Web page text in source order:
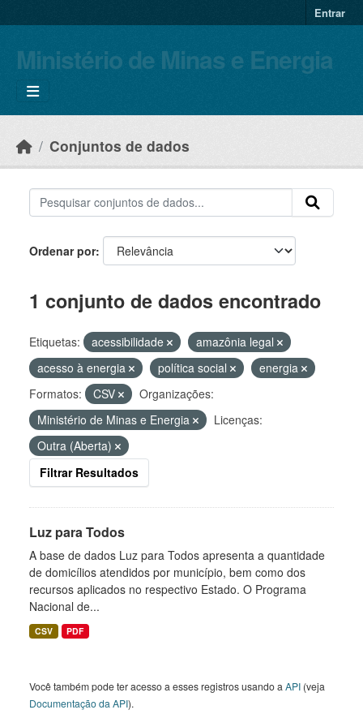
Entrar
Ministério de Minas e Energia
Conjuntos de dados
Ordenar por
1 conjunto de dados encontrado
Etiquetas: acessibilidade
amazônia legal
acesso à energia
política social
energia
Formatos:
CSV
Organizações:
Ministério de Minas e Energia
Licenças:
Outra (Aberta)
Filtrar Resultados
Luz para Todos
A base de dados Luz para Todos apresenta a quantidade
de domicílios atendidos por município, bem como dos
recursos aplicados no respectivo Estado. O Programa
Nacional de...
CSV PDF
Você também pode ter acesso a esses registros usando a API (veja
Documentação da API).